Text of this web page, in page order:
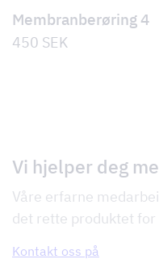
Membranberøring 4
450 SEK
Vi hjelper deg
Våre erfarne
det rette produktet for
Kontakt oss på